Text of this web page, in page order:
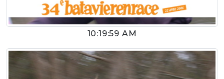
10:19:59 AM